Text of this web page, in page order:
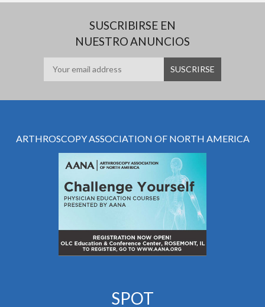
SUSCRIBIRSE EN
NUESTRO ANUNCIOS
ARTHROSCOPY ASSOCIATION OF NORTH AMERICA
SPOT